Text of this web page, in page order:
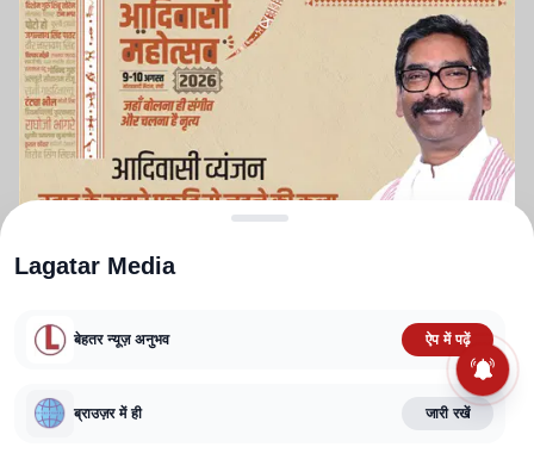
TERMS AND CONDITIONS
CORRECTIONS POLICY
FACT CHECKING POLICY
Lagatar Media
बेहतर न्यूज़ अनुभव ऐप में पढ़ें
ब्राउज़र में ही जारी रखें